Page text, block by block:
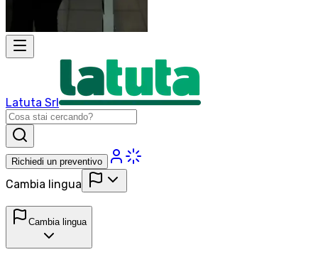
Latuta Srl
Richiedi un preventivo
Cambia lingua
Cambia lingua